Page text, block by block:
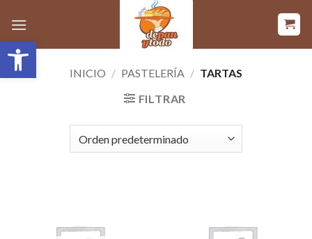
Abrir barra de herramientas
contenido
INICIO / PASTELERÍA / TARTAS
FILTRAR